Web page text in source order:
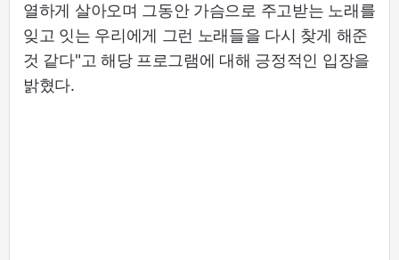
열하게 살아오며 그동안 가슴으로 주고받는 노래를
잊고 잇는 우리에게 그런 노래들을 다시 찾게 해준
것 같다"고 해당 프로그램에 대해 긍정적인 입장을
밝혔다.